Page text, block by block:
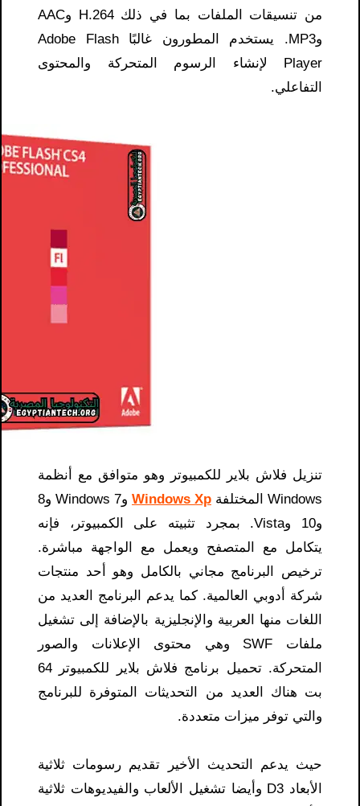
من تنسيقات الملفات بما في ذلك H.264 وAAC
وMP3. يستخدم المطورون غالبًا Adobe Flash
Player لإنشاء الرسوم المتحركة والمحتوى
التفاعلي.
تنزيل فلاش بلاير للكمبيوتر وهو متوافق مع أنظمة
Windows المختلفة
Windows Xp
وWindows 7 و8
و10 وVista. بمجرد تثبيته على الكمبيوتر، فإنه
يتكامل مع المتصفح ويعمل مع الواجهة مباشرة.
ترخيص البرنامج مجاني بالكامل وهو أحد منتجات
شركة أدوبي العالمية. كما يدعم البرنامج العديد من
اللغات منها العربية والإنجليزية بالإضافة إلى تشغيل
ملفات SWF وهي محتوى الإعلانات والصور
المتحركة. تحميل برنامج فلاش بلاير للكمبيوتر 64
بت هناك العديد من التحديثات المتوفرة للبرنامج
والتي توفر ميزات متعددة.
حيث يدعم التحديث الأخير تقديم رسومات ثلاثية
الأبعاد D3 وأيضا تشغيل الألعاب والفيديوهات ثلاثية